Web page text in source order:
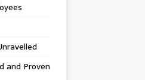
and Proven